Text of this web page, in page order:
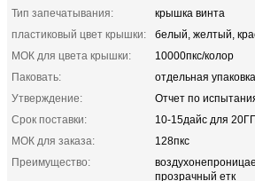
Тип запечатывания:
крышка винта
пластиковый цвет крышки:
белый, желтый,
МОК для цвета крышки:
10000пкс/колор
Паковать:
отдельная
Утверждение:
Отчет по
Срок поставки:
10-15дайс для
МОК для заказа:
128пкс
Преимущество:
прозрачный етк